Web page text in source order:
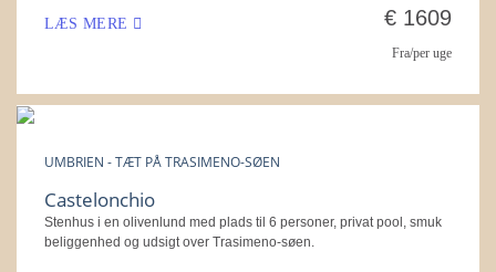
LÆS MERE € 1609
Fra/per uge
UMBRIEN - TÆT PÅ TRASIMENO-SØEN
Castelonchio
Stenhus i en olivenlund med plads til 6 personer, privat pool, smuk
beliggenhed og udsigt over Trasimeno-søen.